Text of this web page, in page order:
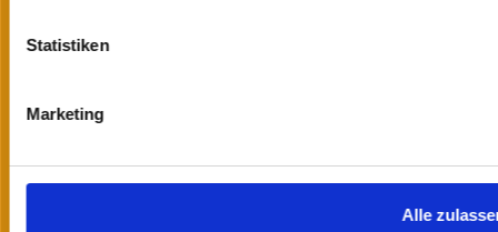
Statistiken
Marketing
Alle
Wegen Ihrer Cookie-
Einstellungen wurden hier